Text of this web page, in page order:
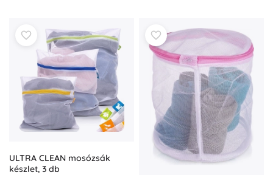
ULTRA CLEAN mosózsák
készlet, 3 db